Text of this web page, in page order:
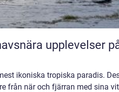
upplevelser
ikoniska tropiska paradis.
från när och fjärran med sina